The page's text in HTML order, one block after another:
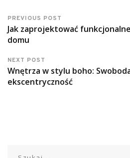
PREVIOUS POST
Jak zaprojektować
domu
NEXT POST
Wnętrza w stylu boho:
ekscentryczność